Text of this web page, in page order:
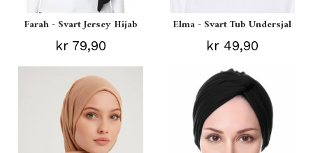
Farah - Svart Jersey Hijab
kr 79,90
Elma - Svart Tub Undersjal
kr 49,90